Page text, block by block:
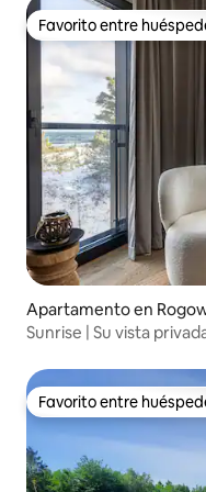
Favorito entre
Favorito entre
Apartamento en
Sunrise | Su vista
Favorito entre
Favorito entre